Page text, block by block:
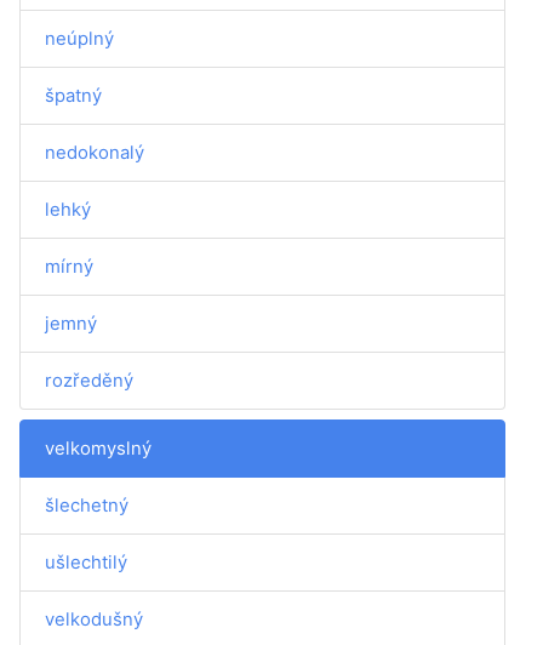
neúplný
špatný
nedokonalý
lehký
mírný
jemný
rozředěný
velkomyslný
šlechetný
ušlechtilý
velkodušný